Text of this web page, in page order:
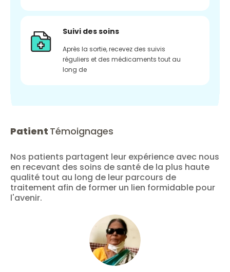
Suivi des soins
Après la sortie, recevez des suivis
réguliers et des médicaments tout au
long de
Patient Témoignages
Nos patients partagent leur expérience avec nous
en recevant des soins de santé de la plus haute
qualité tout au long de leur parcours de
traitement afin de former un lien formidable pour
l'avenir.